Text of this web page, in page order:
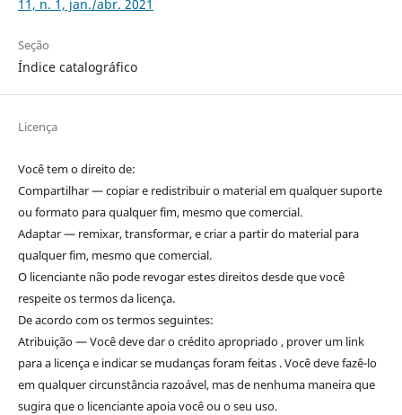
11, n. 1, jan./abr. 2021
Seção
Índice catalográfico
Licença
Você tem o direito de:
Compartilhar — copiar e redistribuir o material em qualquer suporte
ou formato para qualquer fim, mesmo que comercial.
Adaptar — remixar, transformar, e criar a partir do material para
qualquer fim, mesmo que comercial.
O licenciante não pode revogar estes direitos desde que você
respeite os termos da licença.
De acordo com os termos seguintes:
Atribuição — Você deve dar o crédito apropriado , prover um link
para a licença e indicar se mudanças foram feitas . Você deve fazê-lo
em qualquer circunstância razoável, mas de nenhuma maneira que
sugira que o licenciante apoia você ou o seu uso.